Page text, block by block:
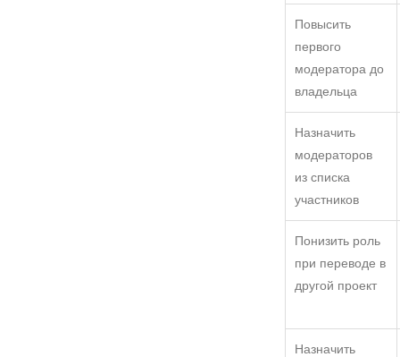
Повысить
первого
модератора до
владельца
Назначить
модераторов
из списка
участников
Понизить роль
при переводе в
другой проект
Назначить